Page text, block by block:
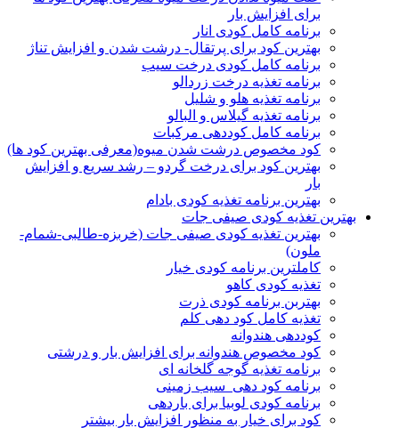
برای افزایش بار
برنامه کامل کودی انار
بهترین کود برای پرتقال- درشت شدن و افزایش تناژ
برنامه کامل کودی درخت سیب
برنامه تغذیه درخت زردالو
برنامه تغذیه هلو و شلیل
برنامه تغذیه گیلاس و البالو
برنامه کامل کوددهی مرکبات
کود مخصوص درشت شدن میوه(معرفی بهترین کود ها)
بهترین کود برای درخت گردو – رشد سریع و افزایش
بار
بهترین برنامه تغذیه کودی بادام
بهترین تغذیه کودی صیفی جات
بهترین تغذیه کودی صیفی جات (خربزه-طالبی-شمام-
ملون)
کاملترین برنامه کودی خیار
تغذیه کودی کاهو
بهتربن برنامه کودی ذرت
تغذیه کامل کود دهی کلم
کوددهی هندوانه
کود مخصوص هندوانه برای افزایش بار و درشتی
برنامه تغذیه گوجه گلخانه ای
برنامه کود دهی سیب زمینی
برنامه کودی لوبیا برای باردهی
کود برای خیار به منظور افزایش بار بیشتر